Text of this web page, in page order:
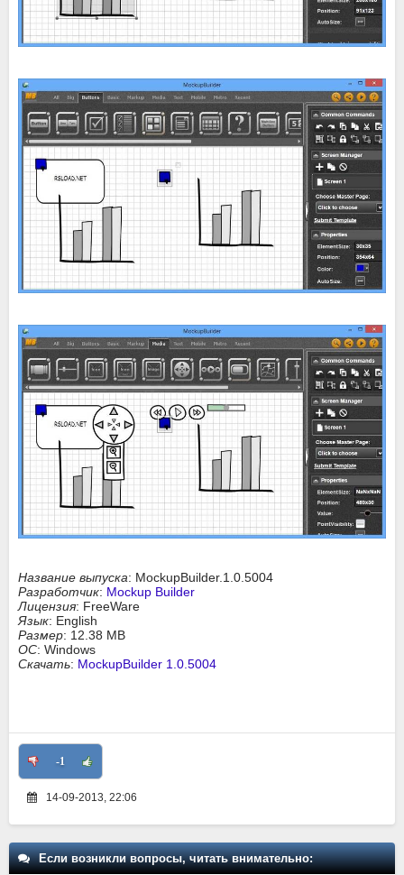
Название выпуска: MockupBuilder.1.0.5004
Разработчик: Mockup Builder
Лицензия: FreeWare
Язык: English
Размер: 12.38 MB
ОС: Windows
Скачать: MockupBuilder 1.0.5004
-1
14-09-2013, 22:06
Если возникли вопросы, читать внимательно: